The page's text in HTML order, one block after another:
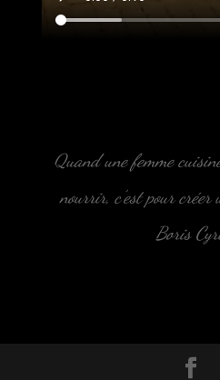
Quand une femme
nourrir, c’est pour créer
Boris